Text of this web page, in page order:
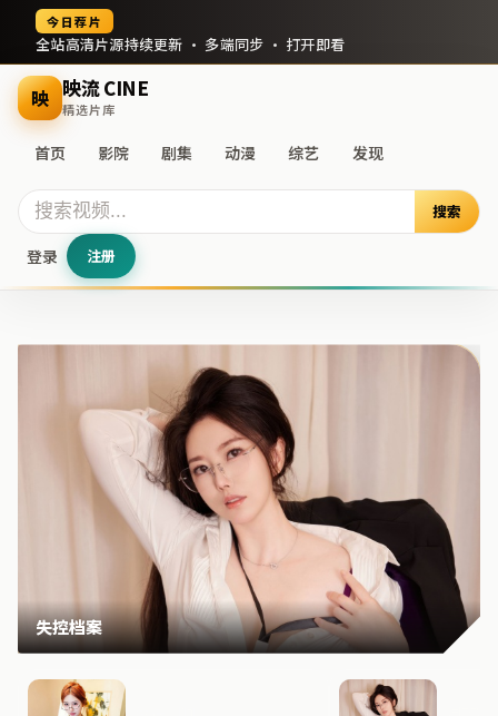
今日荐片
全站高清片源持续更新 · 多端同步 · 打开即看
映 映流 CINE
精选片库
首页 影院 剧集 动漫 综艺 发现
搜索
登录 注册
失控档案